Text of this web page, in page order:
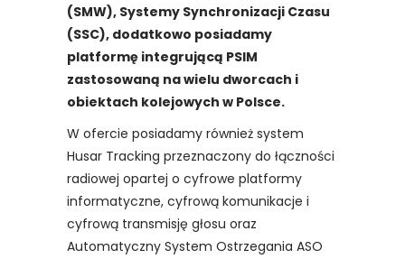
(SMW), Systemy Synchronizacji Czasu
(SSC), dodatkowo posiadamy
platformę integrującą PSIM
zastosowaną na wielu dworcach i
obiektach kolejowych w Polsce.
W ofercie posiadamy również system
Husar Tracking przeznaczony do łączności
radiowej opartej o cyfrowe platformy
informatyczne, cyfrową komunikacje i
cyfrową transmisję głosu oraz
Automatyczny System Ostrzegania ASO